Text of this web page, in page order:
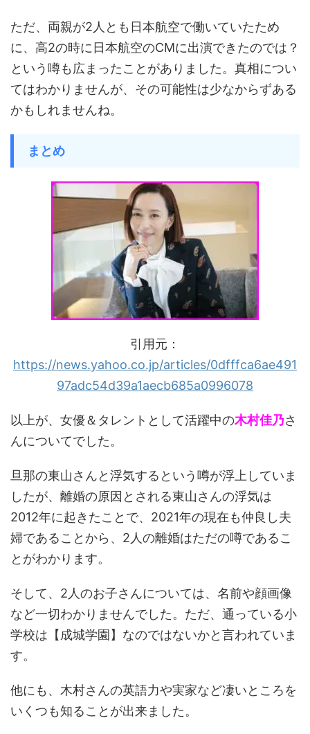
ただ、両親が2人とも日本航空で働いていたため
に、高2の時に日本航空のCMに出演できたのでは？
という噂も広まったことがありました。真相につい
てはわかりませんが、その可能性は少なからずある
かもしれませんね。
まとめ
引用元：
https://news.yahoo.co.jp/articles/0dfffca6ae491
97adc54d39a1aecb685a0996078
以上が、女優＆タレントとして活躍中の木村佳乃さ
んについてでした。
旦那の東山さんと浮気するという噂が浮上していま
したが、離婚の原因とされる東山さんの浮気は
2012年に起きたことで、2021年の現在も仲良し夫
婦であることから、2人の離婚はただの噂であるこ
とがわかります。
そして、2人のお子さんについては、名前や顔画像
など一切わかりませんでした。ただ、通っている小
学校は【成城学園】なのではないかと言われていま
す。
他にも、木村さんの英語力や実家など凄いところを
いくつも知ることが出来ました。